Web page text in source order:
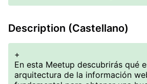
Description (Castellano)
+
En esta Meetup descubrirás qué
arquitectura de la información